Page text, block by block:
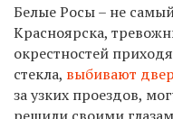
Белые Росы – не
Красноярска,
окрестностей
стекла, выбивают
за узких проездов,
решили своими